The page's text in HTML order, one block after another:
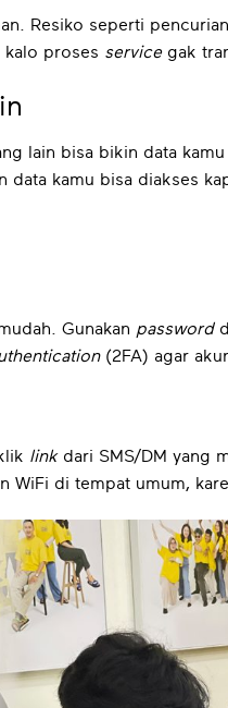
Resiko seperti
kalo proses service gak
lain bisa bikin data kamu
data kamu bisa diakses
Gunakan password
(2FA) agar
linkdari SMS/DM yang
di tempat umum,